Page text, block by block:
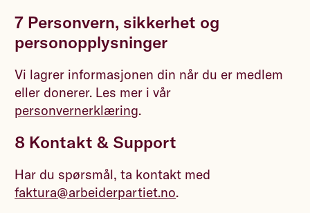
7 Personvern, sikkerhet og
personopplysninger
Vi lagrer informasjonen din når du er medlem
eller donerer. Les mer i vår
personvernerklæring.
8 Kontakt & Support
Har du spørsmål, ta kontakt med
faktura@arbeiderpartiet.no.